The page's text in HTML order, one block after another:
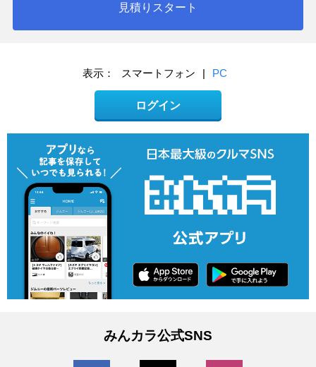
見積りスタート
表示： スマートフォン | PC
ログイン
みんカラ公式SNS